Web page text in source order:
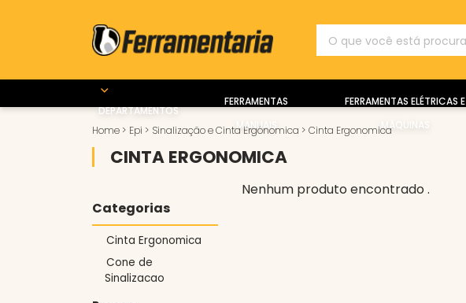
DEPARTAMENTOS
FERRAMENTAS
MANUAIS
FERRAMENTAS ELÉTRICAS E
MÁQUINAS
Home > Epi > Sinalização e Cinta Ergônomica > Cinta Ergonomica
CINTA ERGONOMICA
Categorias
Cinta Ergonomica
Cone de
Sinalizacao
Nenhum produto encontrado .